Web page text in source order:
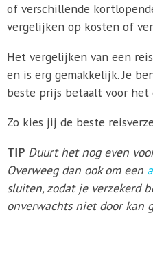
of verschillende
vergelijken op kosten of
Het vergelijken van een
en is erg gemakkelijk. Je
beste prijs betaalt voor het
Zo kies jij de beste
TIP Duurt het nog even
Overweeg dan ook om een
sluiten, zodat je verzekerd
onverwachts niet door kan